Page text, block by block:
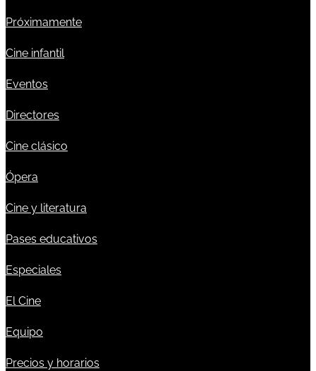
Próximamente
Cine infantil
Eventos
Directores
Cine clásico
Ópera
Cine y literatura
Pases educativos
Especiales
El Cine
Equipo
Precios y horarios